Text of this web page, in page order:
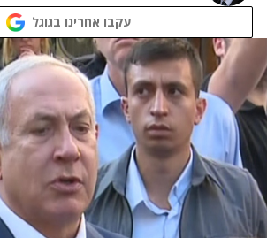
עקבו אחרינו בגוגל